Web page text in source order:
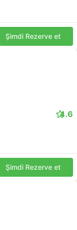
Şimdi Rezerve et
4.6
Şimdi Rezerve et